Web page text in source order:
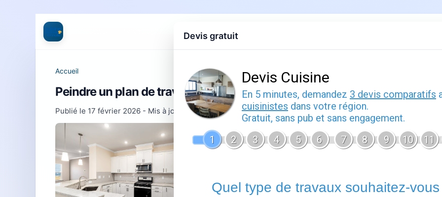
Accueil
Peindre un plan de travail en stratifié : méthode et précautions en
Publié le 17 février 2026 - Mis à jour le28 juillet 2026
professionnelle ou commerciale. Plutôt que de remplacer
sain, une peinture spécifique permet de changer l'aspect
cependant respecterle sens des flux. Pour les surfaces très
Devis gratuit